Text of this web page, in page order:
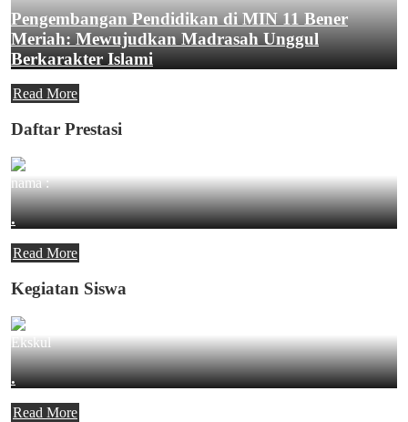
Pengembangan Pendidikan di MIN 11 Bener
Meriah: Mewujudkan Madrasah Unggul
Berkarakter Islami
Read More
Daftar Prestasi
nama :
.
Read More
Kegiatan Siswa
Ekskul
.
Read More